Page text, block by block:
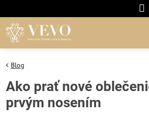
Blog
Ako prať nové
prvým nosením